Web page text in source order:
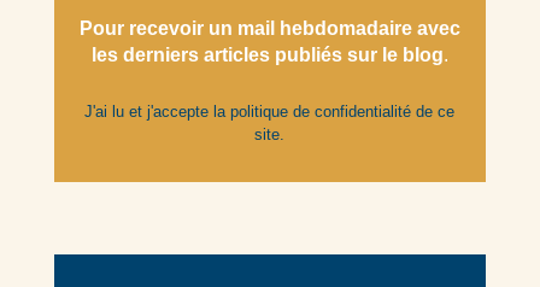
Pour recevoir un mail hebdomadaire avec
les derniers articles publiés sur le blog.
J'ai lu et j'accepte lapolitique de confidentialité de ce
site.